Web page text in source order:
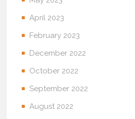
April 2023
February 2023
December 2022
October 2022
September 2022
August 2022